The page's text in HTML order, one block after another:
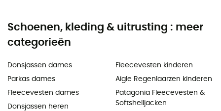
Schoenen, kleding & uitrusting : meer
categorieën
Donsjassen dames
Parkas dames
Fleecevesten dames
Donsjassen heren
Fleecevesten kinderen
Aigle Regenlaarzen kinderen
Patagonia Fleecevesten &
Softshelljacken